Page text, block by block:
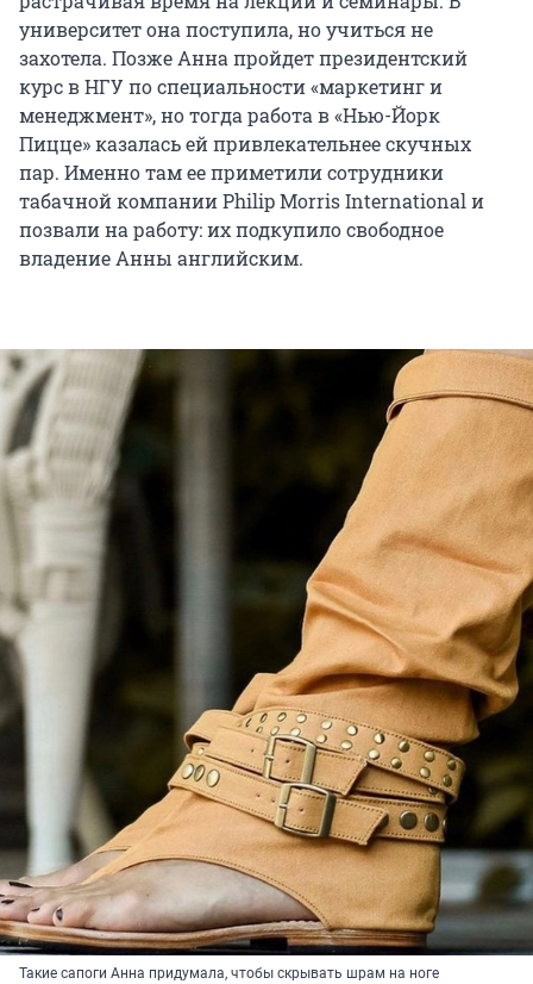
университет она поступила, но учиться не
захотела. Позже Анна пройдет президентский
курс в НГУ по специальности «маркетинг и
менеджмент», но тогда работа в «Нью-Йорк
Пицце» казалась ей привлекательнее скучных
пар. Именно там ее приметили сотрудники
табачной компании Philip Morris International и
позвали на работу: их подкупило свободное
владение Анны английским.
Такие сапоги Анна придумала, чтобы скрывать шрам на ноге